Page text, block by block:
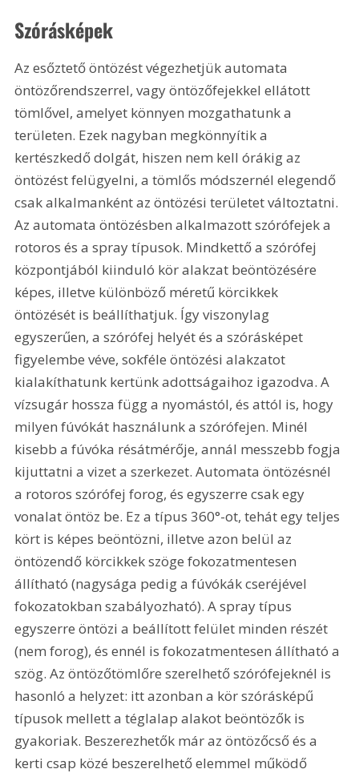
Szórásképek
Az esőztető öntözést végezhetjük automata
öntözőrendszerrel, vagy öntözőfejekkel ellátott
tömlővel, amelyet könnyen mozgathatunk a
területen. Ezek nagyban megkönnyítik a
kertészkedő dolgát, hiszen nem kell órákig az
öntözést felügyelni, a tömlős módszernél elegendő
csak alkalmanként az öntözési területet változtatni.
Az automata öntözésben alkalmazott szórófejek a
rotoros és a spray típusok. Mindkettő a szórófej
központjából kiinduló kör alakzat beöntözésére
képes, illetve különböző méretű körcikkek
öntözését is beállíthatjuk. Így viszonylag
egyszerűen, a szórófej helyét és a szórásképet
figyelembe véve, sokféle öntözési alakzatot
kialakíthatunk kertünk adottságaihoz igazodva. A
vízsugár hossza függ a nyomástól, és attól is, hogy
milyen fúvókát használunk a szórófejen. Minél
kisebb a fúvóka résátmérője, annál messzebb fogja
kijuttatni a vizet a szerkezet. Automata öntözésnél
a rotoros szórófej forog, és egyszerre csak egy
vonalat öntöz be. Ez a típus 360°-ot, tehát egy teljes
kört is képes beöntözni, illetve azon belül az
öntözendő körcikkek szöge fokozatmentesen
állítható (nagysága pedig a fúvókák cseréjével
fokozatokban szabályozható). A spray típus
egyszerre öntözi a beállított felület minden részét
(nem forog), és ennél is fokozatmentesen állítható a
szög. Az öntözőtömlőre szerelhető szórófejeknél is
hasonló a helyzet: itt azonban a kör szórásképű
típusok mellett a téglalap alakot beöntözők is
gyakoriak. Beszerezhetők már az öntözőcső és a
kerti csap közé beszerelhető elemmel működő